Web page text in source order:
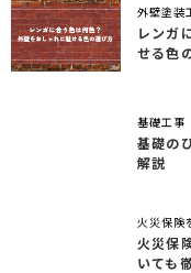
外壁塗装
レンガ
せる色
基礎工事
基礎の
解説
火災保険
火災保
いても